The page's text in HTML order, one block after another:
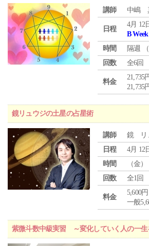
講師 中嶋
日程
4月 12
B Week
時間
隔週 （
回数
全6回
料金
21,735
21,735
鏡リュウジの土星の占星術
講師
鏡 リ
日程
4月 12
時間
（金）
回数
全1回
料金
5,600円
一般
紫微斗数中級実習 ～変化していく人の一生